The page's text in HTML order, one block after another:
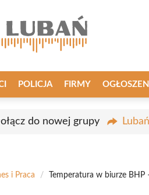
POLICJA FIRMY
do nowej grupy
i Praca / Temperatura w biurze